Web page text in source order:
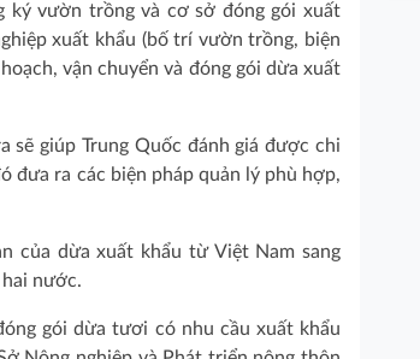
ký vườn trồng và cơ sở đóng gói xuất
xuất khẩu (bố trí vườn trồng, biện
vận chuyển và đóng gói dừa xuất
sẽ giúp Trung Quốc đánh giá được chi
đưa ra các biện pháp quản lý phù hợp,
của dừa xuất khẩu từ Việt Nam sang
nước.
gói dừa tươi có nhu cầu xuất khẩu